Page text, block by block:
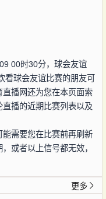
00时30分，球会友谊
看球会友谊比赛的朋友可
播网还为您在本页面索
播的近期比赛列表以及
能需要您在比赛前再刷新
或者以上信号都无效，
更多